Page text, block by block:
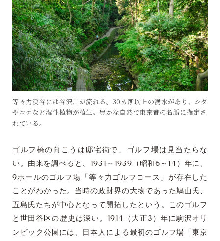
等々力渓谷には谷沢川が流れる。30カ所以上の湧水があり、シダ
やコケなど湿性植物が植生。豊かな自然で東京都の名勝に指定さ
れている。
ゴルフ橋の向こうは邸宅街で、ゴルフ場は見当たらな
い。由来を調べると、1931～1939（昭和6～14）年に、
9ホールのゴルフ場「等々力ゴルフコース」が存在した
ことがわかった。当時の政財界の大物であった鳩山氏、
五島氏たちが中心となって開拓したという。このゴルフ
と世田谷区の歴史は深い。1914（大正3）年に駒沢オリ
ンピック公園には、日本人による最初のゴルフ場「東京